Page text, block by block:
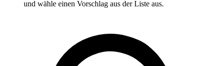
und wähle einen Vorschlag aus der Liste aus.